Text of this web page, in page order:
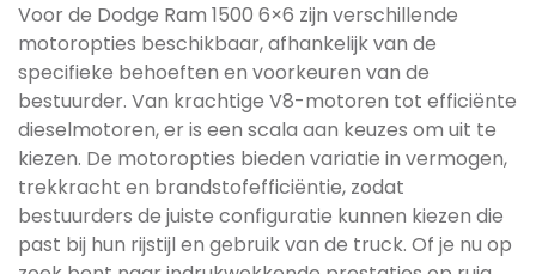
Voor de Dodge Ram 1500 6×6 zijn verschillende
motoropties beschikbaar, afhankelijk van de
specifieke behoeften en voorkeuren van de
bestuurder. Van krachtige V8-motoren tot efficiënte
dieselmotoren, er is een scala aan keuzes om uit te
kiezen. De motoropties bieden variatie in vermogen,
trekkracht en brandstofefficiëntie, zodat
bestuurders de juiste configuratie kunnen kiezen die
past bij hun rijstijl en gebruik van de truck. Of je nu op